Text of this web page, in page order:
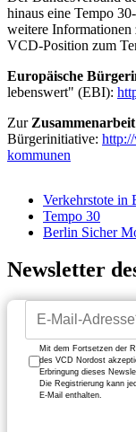
hinaus eine Tempo
weitere
VCD-Position zum
Europäische
lebenswert" (EBI):
Zur Zusammenarbeit
Bürgerinitiative:
kommunen
Verkehrstote in
Tempo 30
Berlin Sicher
Newsletter
Mit dem Fortsetzen der
des VCD Nordost
Erbringung dieses
Die Registrierung kann
E-Mail enthalten.